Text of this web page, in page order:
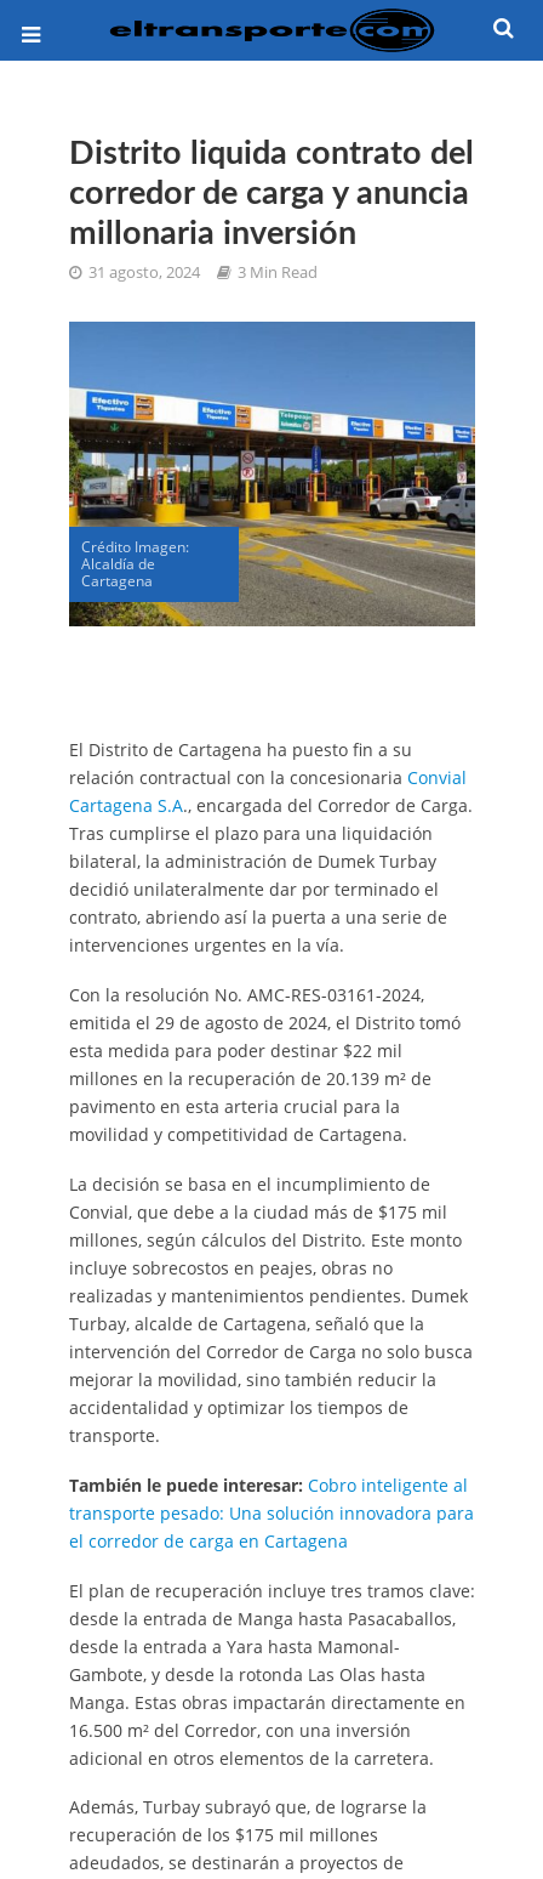
Distrito liquida contrato del
corredor de carga y anuncia
millonaria inversión
31 agosto, 2024 3 Min Read
Crédito Imagen:
Alcaldía de
Cartagena
El Distrito de Cartagena ha puesto fin a su
relación contractual con la concesionaria Convial
Cartagena S.A., encargada del Corredor de Carga.
Tras cumplirse el plazo para una liquidación
bilateral, la administración de Dumek Turbay
decidió unilateralmente dar por terminado el
contrato, abriendo así la puerta a una serie de
intervenciones urgentes en la vía.
Con la resolución No. AMC-RES-03161-2024,
emitida el 29 de agosto de 2024, el Distrito tomó
esta medida para poder destinar $22 mil
millones en la recuperación de 20.139 m² de
pavimento en esta arteria crucial para la
movilidad y competitividad de Cartagena.
La decisión se basa en el incumplimiento de
Convial, que debe a la ciudad más de $175 mil
millones, según cálculos del Distrito. Este monto
incluye sobrecostos en peajes, obras no
realizadas y mantenimientos pendientes. Dumek
Turbay, alcalde de Cartagena, señaló que la
intervención del Corredor de Carga no solo busca
mejorar la movilidad, sino también reducir la
accidentalidad y optimizar los tiempos de
transporte.
También le puede interesar: Cobro inteligente al
transporte pesado: Una solución innovadora para
el corredor de carga en Cartagena
El plan de recuperación incluye tres tramos clave:
desde la entrada de Manga hasta Pasacaballos,
desde la entrada a Yara hasta Mamonal-
Gambote, y desde la rotonda Las Olas hasta
Manga. Estas obras impactarán directamente en
16.500 m² del Corredor, con una inversión
adicional en otros elementos de la carretera.
Además, Turbay subrayó que, de lograrse la
recuperación de los $175 mil millones
adeudados, se destinarán a proyectos de